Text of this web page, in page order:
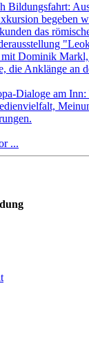
Bildungsfahrt:
begeben
das
Dominik
die Anklänge an
Dialoge am
...